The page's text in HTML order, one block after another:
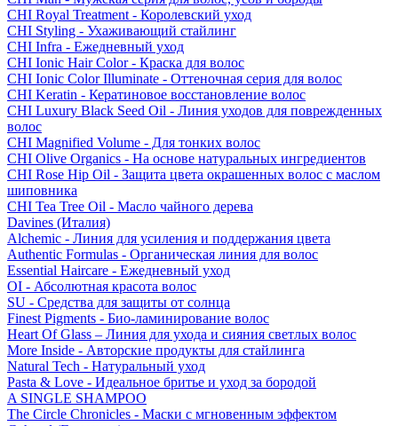
CHI Royal Treatment - Королевский уход
CHI Styling - Ухаживающий стайлинг
CHI Infra - Ежедневный уход
CHI Ionic Hair Color - Краска для волос
CHI Ionic Color Illuminate - Оттеночная серия для волос
CHI Keratin - Кератиновое восстановление волос
CHI Luxury Black Seed Oil - Линия уходов для поврежденных
волос
CHI Magnified Volume - Для тонких волос
CHI Olive Organics - На основе натуральных ингредиентов
CHI Rose Hip Oil - Защита цвета окрашенных волос с маслом
шиповника
CHI Tea Tree Oil - Масло чайного дерева
Davines (Италия)
Alchemic - Линия для усиления и поддержания цвета
Authentic Formulas - Органическая линия для волос
Essential Haircare - Eжедневный уход
OI - Абсолютная красота волос
SU - Средства для защиты от солнца
Finest Pigments - Био-ламинирование волос
Heart Of Glass – Линия для ухода и сияния светлых волос
More Inside - Авторские продукты для стайлинга
Natural Tech - Натуральный уход
Pasta & Love - Идеальное бритье и уход за бородой
A SINGLE SHAMPOO
The Circle Chronicles - Маски с мгновенным эффектом